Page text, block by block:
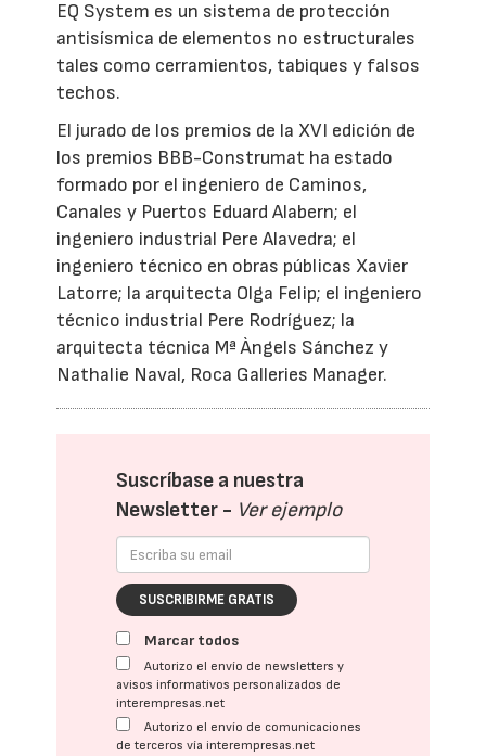
EQ System es un sistema de protección
antisísmica de elementos no estructurales
tales como cerramientos, tabiques y falsos
techos.
El jurado de los premios de la XVI edición de
los premios BBB-Construmat ha estado
formado por el ingeniero de Caminos,
Canales y Puertos Eduard Alabern; el
ingeniero industrial Pere Alavedra; el
ingeniero técnico en obras públicas Xavier
Latorre; la arquitecta Olga Felip; el ingeniero
técnico industrial Pere Rodríguez; la
arquitecta técnica Mª Àngels Sánchez y
Nathalie Naval, Roca Galleries Manager.
Suscríbase a nuestra
Newsletter - Ver ejemplo
SUSCRIBIRME GRATIS
Marcar todos
Autorizo el envío de newsletters y
avisos informativos personalizados de
interempresas.net
Autorizo el envío de comunicaciones
de terceros vía interempresas.net